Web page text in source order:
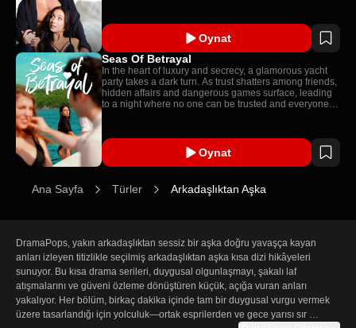
Oynat
Seas Of Betrayal
In the heart of luxury and secrecy, a glamorous yacht
party takes a dark turn. As trust shatters among friends,
hidden affairs and dangerous games surface, leading
to a night where no one can be trusted and everyone
Oynat
Ana Sayfa Türler Arkadaşlıktan Aşka
DramaPops, yakın arkadaşlıktan sessiz bir aşka doğru yavaşça kayan
anları izleyen titizlikle seçilmiş arkadaşlıktan aşka kısa dizi hikâyeleri
sunuyor. Bu kısa drama serileri, duygusal olgunlaşmayı, şakalı laf
atışmalarını ve güveni özleme dönüştüren küçük, açığa vuran anları
yakalıyor. Her bölüm, birkaç dakika içinde tam bir duygusal vurgu vermek
üzere tasarlandığı için yolculuk—ortak esprilerden ve gece yarısı sır